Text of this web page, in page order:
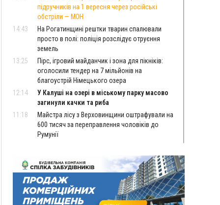
підручників на 1 вересня через російські
обстріли — МОН
14:43
На Рогатинщині рештки тварин спалювали
просто в полі: поліція розслідує отруєння
земель
13:25
Пірс, ігровий майданчик і зона для пікніків:
оголосили тендер на 7 мільйонів на
благоустрій Німецького озера
12:14
У Калуші на озері в міському парку масово
загинули качки та риба
11:18
Майстра лісу з Верховинщини оштрафували на
600 тисяч за переправлення чоловіків до
Румунії
10:43
За змову на тендері для Долинської лікарні
двох підприємців оштрафували на 272 тисячі
гривень
10:09
Яремчанський суд виніс вирок чоловіку, який